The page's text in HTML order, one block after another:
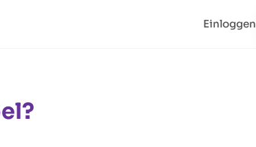
Einloggen